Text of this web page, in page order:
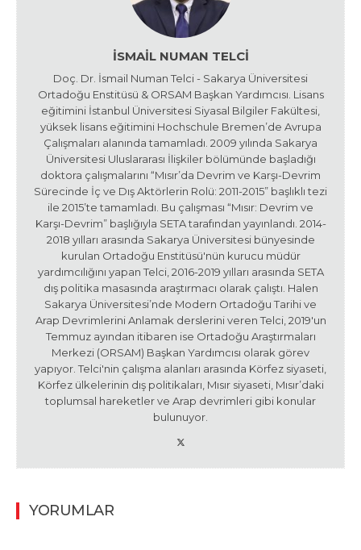
İSMAIL NUMAN TELCI
Doç. Dr. İsmail Numan Telci - Sakarya Üniversitesi
Ortadoğu Enstitüsü & ORSAM Başkan Yardımcısı. Lisans
eğitimini İstanbul Üniversitesi Siyasal Bilgiler Fakültesi,
yüksek lisans eğitimini Hochschule Bremen’de Avrupa
Çalışmaları alanında tamamladı. 2009 yılında Sakarya
Üniversitesi Uluslararası İlişkiler bölümünde başladığı
doktora çalışmalarını “Mısır’da Devrim ve Karşı-Devrim
Sürecinde İç ve Dış Aktörlerin Rolü: 2011-2015” başlıklı tezi
ile 2015’te tamamladı. Bu çalışması “Mısır: Devrim ve
Karşı-Devrim” başlığıyla SETA tarafından yayınlandı. 2014-
2018 yılları arasında Sakarya Üniversitesi bünyesinde
kurulan Ortadoğu Enstitüsü'nün kurucu müdür
yardımcılığını yapan Telci, 2016-2019 yılları arasında SETA
dış politika masasında araştırmacı olarak çalıştı. Halen
Sakarya Üniversitesi’nde Modern Ortadoğu Tarihi ve
Arap Devrimlerini Anlamak derslerini veren Telci, 2019'un
Temmuz ayından itibaren ise Ortadoğu Araştırmaları
Merkezi (ORSAM) Başkan Yardımcısı olarak görev
yapıyor. Telci'nin çalışma alanları arasında Körfez siyaseti,
Körfez ülkelerinin dış politikaları, Mısır siyaseti, Mısır’daki
toplumsal hareketler ve Arap devrimleri gibi konular
bulunuyor.
YORUMLAR